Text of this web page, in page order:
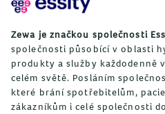
Zewa je značkou společnosti
společnosti působící v oblasti
produkty a služby každodenně
celém světě. Posláním
které brání spotřebitelům,
zákazníkům i celé společnosti